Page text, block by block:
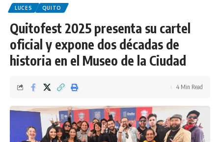
LUCES QUITO
Quitofest 2025 presenta su cartel
oficial y expone dos décadas de
historia en el Museo de la Ciudad
4 Min Read